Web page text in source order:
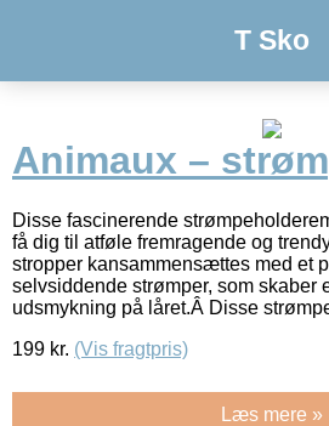
T Sko
Animaux –
Disse fascinerende
få dig til atføle fremragende og
stropper kansammensættes med et
selvsiddende strømper, som skaber
udsmykning på låret.Â Disse
199 kr. (Vis fragtpris)
Læs mere »